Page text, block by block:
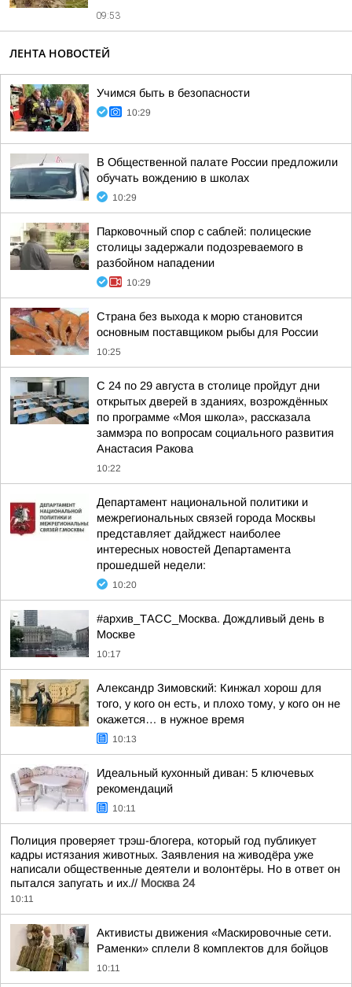
09:53
ЛЕНТА НОВОСТЕЙ
Учимся быть в безопасности
10:29
В Общественной палате России предложили
обучать вождению в школах
10:29
Парковочный спор с саблей: полицеские
столицы задержали подозреваемого в
разбойном нападении
10:29
Страна без выхода к морю становится
основным поставщиком рыбы для России
10:25
С 24 по 29 августа в столице пройдут дни
открытых дверей в зданиях, возрождённых
по программе «Моя школа», рассказала
заммэра по вопросам социального развития
Анастасия Ракова
10:22
Департамент национальной политики и
межрегиональных связей города Москвы
представляет дайджест наиболее
интересных новостей Департамента
прошедшей недели:
10:20
#архив_ТАСС_Москва. Дождливый день в
Москве
10:17
Александр Зимовский: Кинжал хорош для
того, у кого он есть, и плохо тому, у кого он не
окажется… в нужное время
10:13
Идеальный кухонный диван: 5 ключевых
рекомендаций
10:11
Полиция проверяет трэш-блогера, который год публикует
кадры истязания животных. Заявления на живодёра уже
написали общественные деятели и волонтёры. Но в ответ он
пытался запугать и их.// Москва 24
10:11
Активисты движения «Маскировочные сети.
Раменки» сплели 8 комплектов для бойцов
10:11